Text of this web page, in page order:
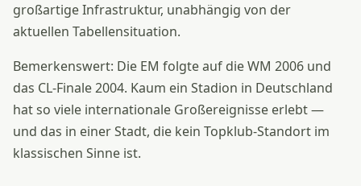
großartige Infrastruktur, unabhängig von der
aktuellen Tabellensituation.
Bemerkenswert: Die EM folgte auf die WM 2006 und
das CL-Finale 2004. Kaum ein Stadion in Deutschland
hat so viele internationale Großereignisse erlebt —
und das in einer Stadt, die kein Topklub-Standort im
klassischen Sinne ist.